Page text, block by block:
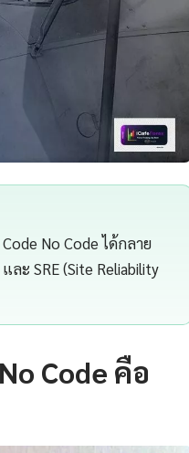
No Code ได้กลาย
ละ SRE (Site Reliability
Code คือ